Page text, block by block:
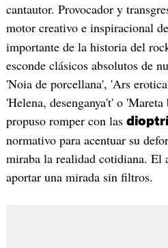
cantautor. Provocador y
motor creativo e inspiracional de
importante de la historia del
esconde clásicos absolutos de
'Noia de porcellana', 'Ars
'Helena, desenganya't' o
propuso romper con las
normativo para acentuar su
miraba la realidad cotidiana. El
aportar una mirada sin filtros.